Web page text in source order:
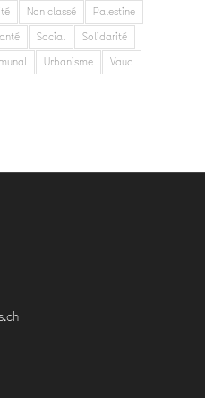
Non classé
Palestine
Social
Solidarité
Urbanisme
Vaud